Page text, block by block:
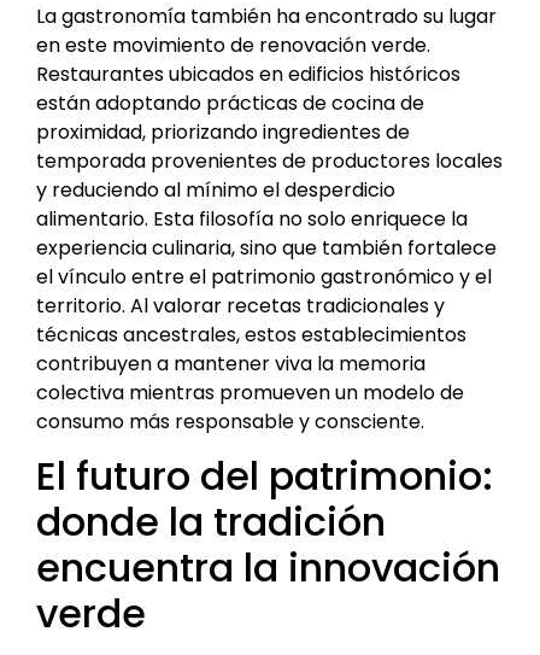
La gastronomía también ha encontrado su lugar
en este movimiento de renovación verde.
Restaurantes ubicados en edificios históricos
están adoptando prácticas de cocina de
proximidad, priorizando ingredientes de
temporada provenientes de productores locales
y reduciendo al mínimo el desperdicio
alimentario. Esta filosofía no solo enriquece la
experiencia culinaria, sino que también fortalece
el vínculo entre el patrimonio gastronómico y el
territorio. Al valorar recetas tradicionales y
técnicas ancestrales, estos establecimientos
contribuyen a mantener viva la memoria
colectiva mientras promueven un modelo de
consumo más responsable y consciente.
El futuro del patrimonio:
donde la tradición
encuentra la innovación
verde